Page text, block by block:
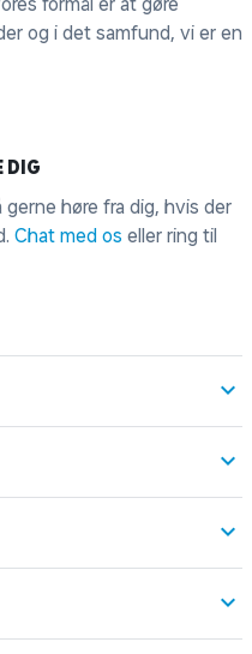
og i det samfund, vi er en
DIG
gerne høre fra dig, hvis der
Chat med os eller ring til